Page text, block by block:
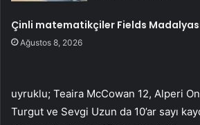
Çinli matematikçiler Fields
Ağustos 8, 2026
uyruklu; Teaira McCowan 12, Alperi
Turgut ve Sevgi Uzun da 10’ar sayı